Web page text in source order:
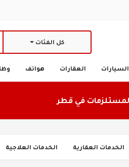
كل الفئات
السيارات العقارات هواتف
في قطر
الخدمات العقارية الخدمات العلاجية